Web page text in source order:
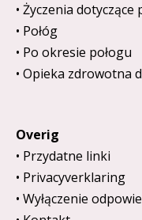
Życzenia dotyczące
Połóg
Po okresie połogu
Opieka zdrowotna
Overig
Przydatne linki
Privacyverklaring
Wyłączenie